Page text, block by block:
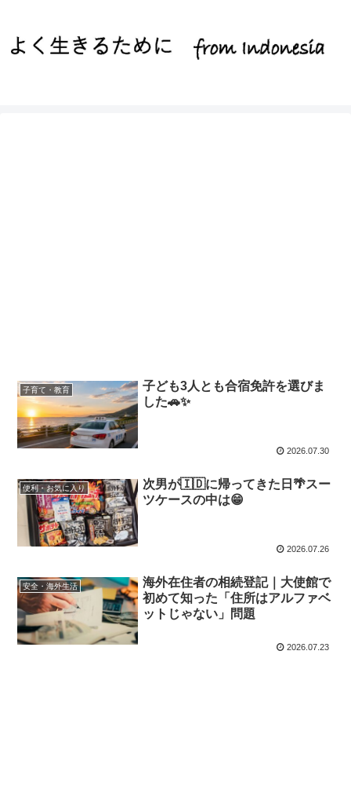
子育て・教育
子ども3人とも合宿免許を選びま
した🚗✨
2026.07.30
便利・お気に入り
次男が🇮🇩に帰ってきた日🌴スー
ツケースの中は😁
2026.07.26
安全・海外生活
海外在住者の相続登記｜大使館で
初めて知った「住所はアルファベ
ットじゃない」問題
2026.07.23